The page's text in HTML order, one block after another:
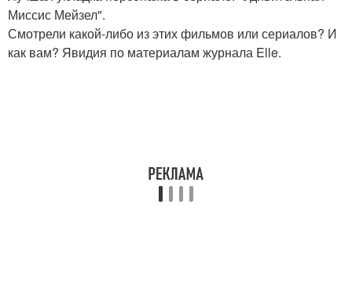
Миссис Мейзел".
Смотрели какой-либо из этих фильмов или сериалов? И
как вам? Явидия по материалам журнала Elle.